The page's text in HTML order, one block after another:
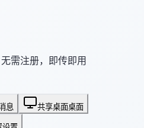
需注册，即传即用
息 共享桌面桌面